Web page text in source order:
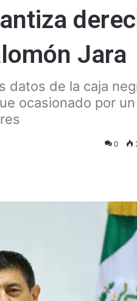
Jara
datos de la caja
ocasionado por
0